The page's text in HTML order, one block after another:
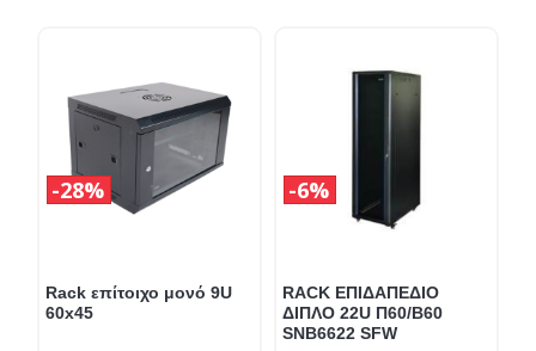
Rack επίτοιχο μονό 9U
60x45
28%
RACK ΕΠΙΔΑΠΕΔΙΟ
ΔΙΠΛΟ 22U Π60/Β60
SNB6622 SFW
6%